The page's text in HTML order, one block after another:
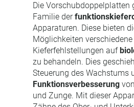
Die Vorschubdoppelplatten
Familie der
Apparaturen. Diese bieten
Möglichkeiten verschiedene
Kieferfehlstellungen auf
zu behandeln. Dies
Steuerung des Wachstums
Funktionsverbesserung
und Zunge. Mit dieser